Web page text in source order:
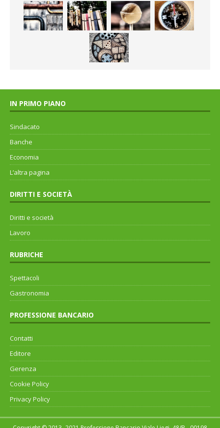
IN PRIMO PIANO
Sindacato
Banche
Economia
L’altra pagina
DIRITTI E SOCIETÀ
Diritti e società
Lavoro
RUBRICHE
Spettacoli
Gastronomia
PROFESSIONE BANCARIO
Contatti
Editore
Gerenza
Cookie Policy
Privacy Policy